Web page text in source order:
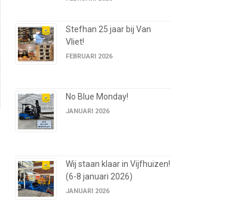
Stefhan 25 jaar bij Van
Vliet!
FEBRUARI 2026
No Blue Monday!
JANUARI 2026
Wij staan klaar in Vijfhuizen!
(6-8 januari 2026)
JANUARI 2026